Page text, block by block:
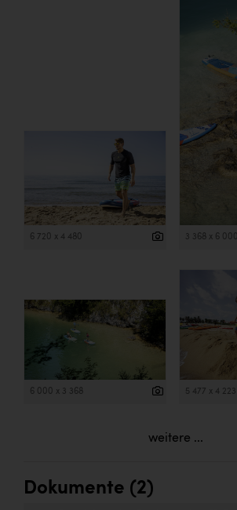
6 720 x 4 480 3 368 x 6 000
6 000 x 3 368 5 477 x 4 223
weitere ...
Dokumente (2)